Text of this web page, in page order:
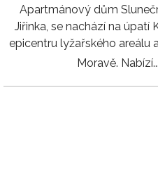
Apartmánový dům
Jiřinka, se nachází na úpatí
epicentru lyžařského areálu
Moravě. Nabízí...